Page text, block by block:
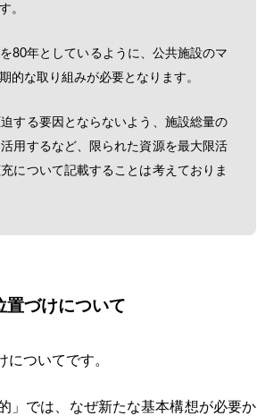
。
80年としているように、公共施設のマ
的な取り組みが必要となります。
する要因とならないよう、施設総量の
用するなど、限られた資源を最大限活
について記載することは考えておりま
置づけについて
ついてです。
」では、なぜ新たな基本構想が必要か